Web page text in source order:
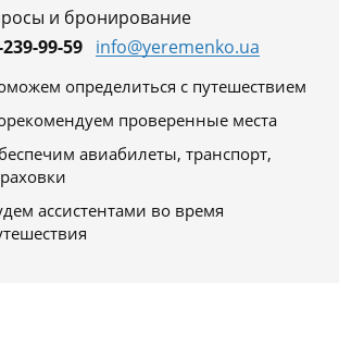
и бронирование
99-59 info@yeremenko.ua
определиться с путешествием
проверенные места
авиабилеты, транспорт,
ассистентами во время